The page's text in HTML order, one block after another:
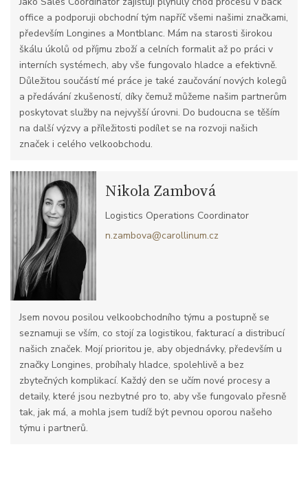
office a podporuji obchodní tým napříč všemi našimi značkami,
především Longines a Montblanc. Mám na starosti širokou
škálu úkolů od příjmu zboží a celních formalit až po práci v
interních systémech, aby vše fungovalo hladce a efektivně.
Důležitou součástí mé práce je také zaučování nových kolegů
a předávání zkušeností, díky čemuž můžeme našim partnerům
poskytovat služby na nejvyšší úrovni. Do budoucna se těším
na další výzvy a příležitosti podílet se na rozvoji našich
značek i celého velkoobchodu.
Nikola Zambová
Logistics Operations Coordinator
n.zambova@carollinum.cz
Jsem novou posilou velkoobchodního týmu a postupně se
seznamuji se vším, co stojí za logistikou, fakturací a distribucí
našich značek. Mojí prioritou je, aby objednávky, především u
značky Longines, probíhaly hladce, spolehlivě a bez
zbytečných komplikací. Každý den se učím nové procesy a
detaily, které jsou nezbytné pro to, aby vše fungovalo přesně
tak, jak má, a mohla jsem tudíž být pevnou oporou našeho
týmu i partnerů.